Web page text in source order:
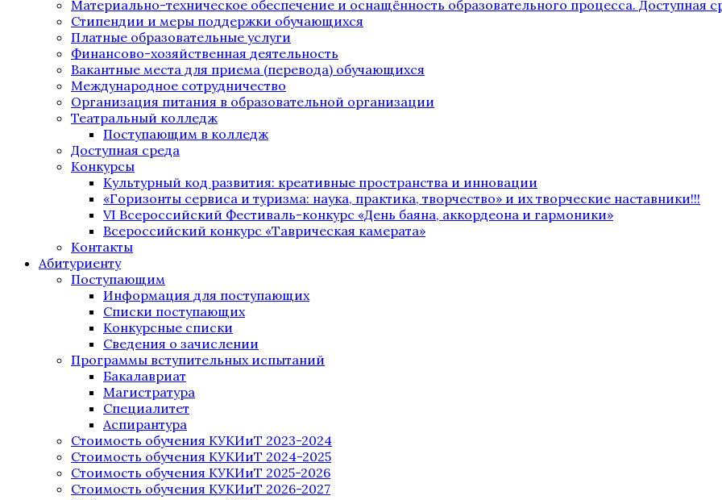
Материально-техническое обеспечение и оснащённость образовательного процесса. Доступная
Стипендии и меры поддержки обучающихся
Платные образовательные услуги
Финансово-хозяйственная деятельность
Вакантные места для приема (перевода) обучающихся
Международное сотрудничество
Организация питания в образовательной организации
Театральный колледж
Поступающим в колледж
Доступная среда
Конкурсы
Культурный код развития: креативные пространства и инновации
«Горизонты сервиса и туризма: наука, практика, творчество» и их творческие наставники!!!
VI Всероссийский Фестиваль-конкурс «День баяна, аккордеона и гармоники»
Всероссийский конкурс «Таврическая камерата»
Контакты
Абитуриенту
Поступающим
Информация для поступающих
Списки поступающих
Конкурсные списки
Сведения о зачислении
Программы вступительных испытаний
Бакалавриат
Магистратура
Специалитет
Аспирантура
Стоимость обучения КУКИиТ 2023-2024
Стоимость обучения КУКИиТ 2024-2025
Стоимость обучения КУКИиТ 2025-2026
Стоимость обучения КУКИиТ 2026-2027